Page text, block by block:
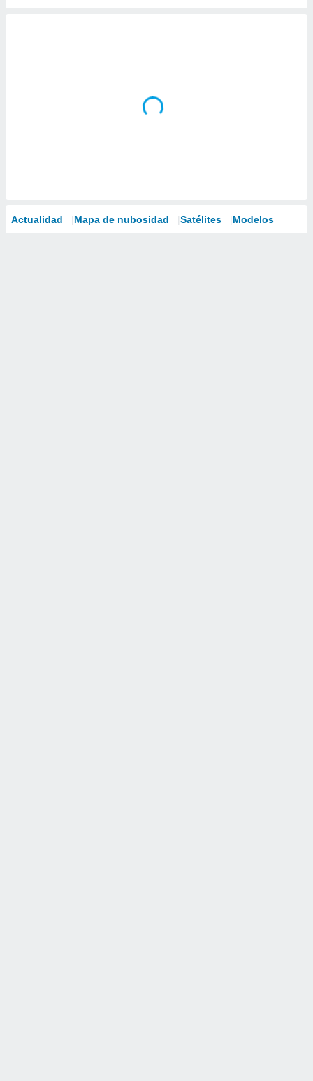
Actualidad Mapa de nubosidad Satélites Modelos